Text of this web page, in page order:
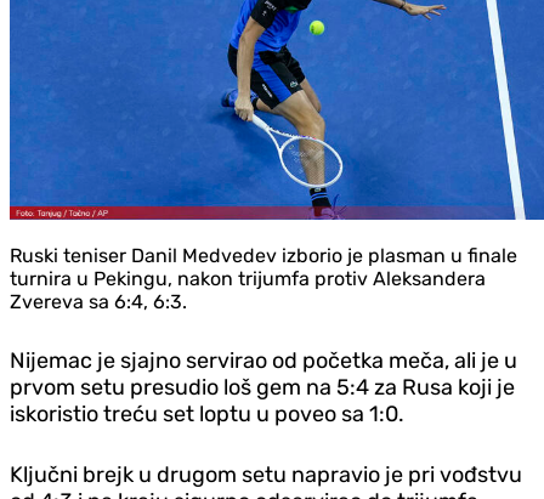
Ruski teniser Danil Medvedev izborio je plasman u finale
turnira u Pekingu, nakon trijumfa protiv Aleksandera
Zvereva sa 6:4, 6:3.
Nijemac je sjajno servirao od početka meča, ali je u
prvom setu presudio loš gem na 5:4 za Rusa koji je
iskoristio treću set loptu u poveo sa 1:0.
Ključni brejk u drugom setu napravio je pri vođstvu